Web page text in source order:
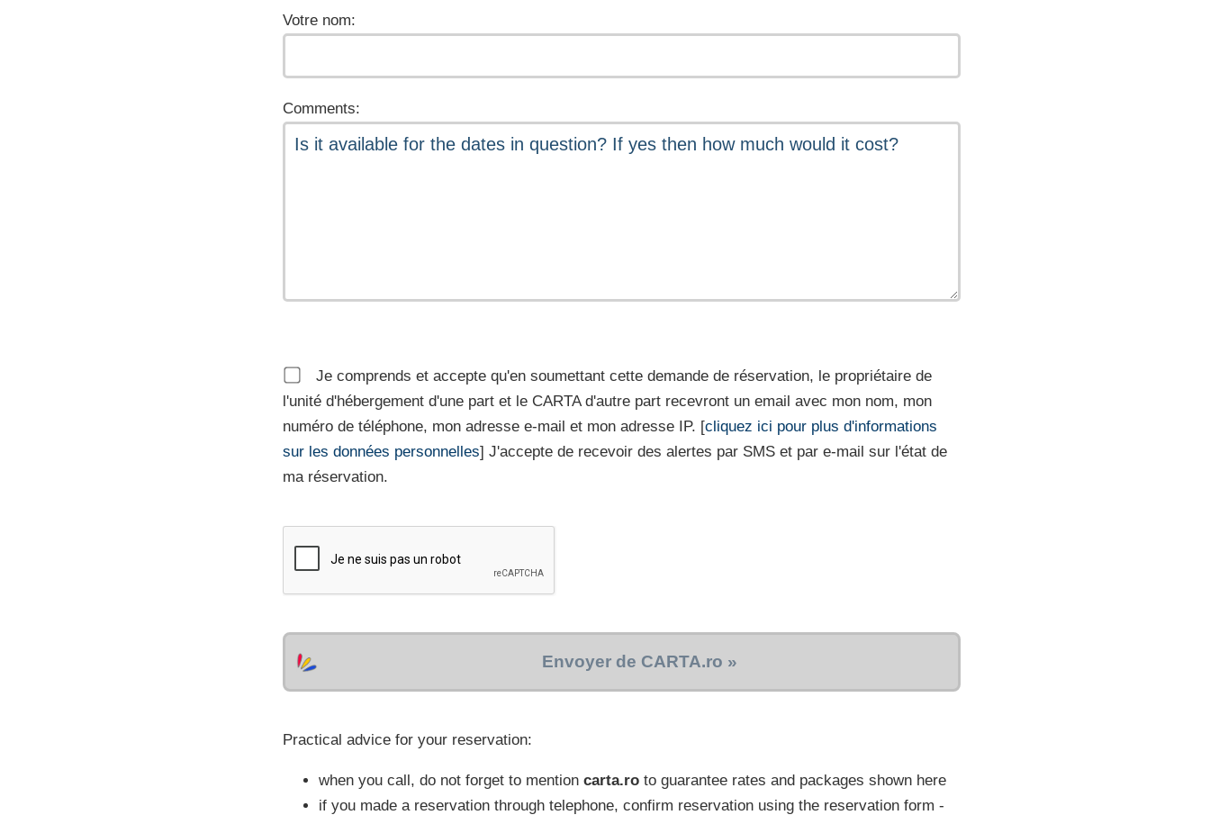
Votre nom:
Comments:
Je comprends et accepte qu'en soumettant cette demande de réservation, le propriétaire de
l'unité d'hébergement d'une part et le CARTA d'autre part recevront un email avec mon nom, mon
numéro de téléphone, mon adresse e-mail et mon adresse IP. [cliquez ici pour plus d'informations
sur les données personnelles] J'accepte de recevoir des alertes par SMS et par e-mail sur l'état de
ma réservation.
Envoyer de CARTA.ro »
Practical advice for your reservation:
when you call, do not forget to mention carta.ro to guarantee rates and packages shown here
if you made a reservation through telephone, confirm reservation using the reservation form -